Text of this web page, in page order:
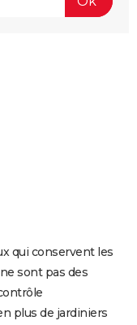
qui conservent les
sont pas des
plus de jardiniers